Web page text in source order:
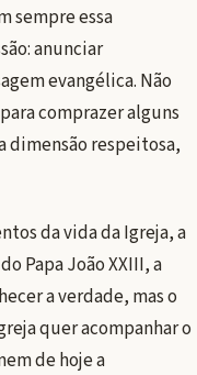
sempre essa
anunciar
evangélica. Não
comprazer alguns
dimensão respeitosa,
da vida da Igreja, a
Papa João XXIII, a
a verdade, mas o
quer acompanhar o
de hoje a